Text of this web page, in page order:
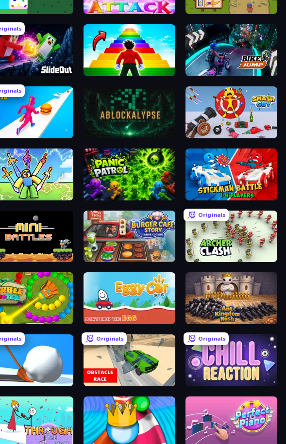
Bird Robot Unicorn Attack Bag Defense
Out Obby Highest Jump Ever Bike Jump
Race 3D ABLOCKALYPSE Smash Guy: Ragdoll Punch Hero
vs Brainrot Panic Patrol Stickman battle 1-4 Players
Burger Cafe Story ASMR Cooking
Originals
Archer Clash
Shooter Eggy Car Ant Kingdom Rush
3D
Originals
Obstacle Race: Destroying Simulator!
Originals
Chill Reaction